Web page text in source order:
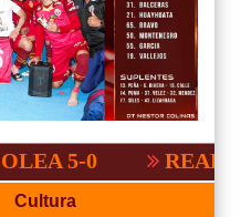
REAL POTOSÍ
Cultura